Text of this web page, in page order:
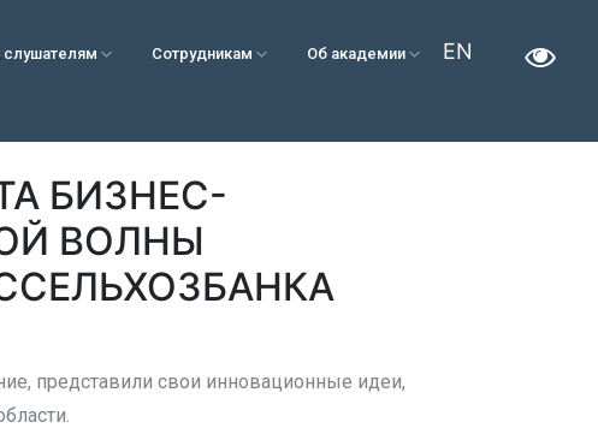
слушателям Сотрудникам Об академии EN
БИЗНЕС-
ВОЛНЫ
представили свои инновационные идеи,